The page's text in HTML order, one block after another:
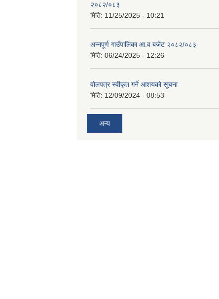
२०८२/०८३
मिति: 11/25/2025 - 10:21
अन्नपूर्ण गाउँपालिका आ.व बजेट २०८२/०८३
मिति: 06/24/2025 - 12:26
वोलपत्र स्वीकृत गर्ने आशयको सूचना
मिति: 12/09/2024 - 08:53
अन्य